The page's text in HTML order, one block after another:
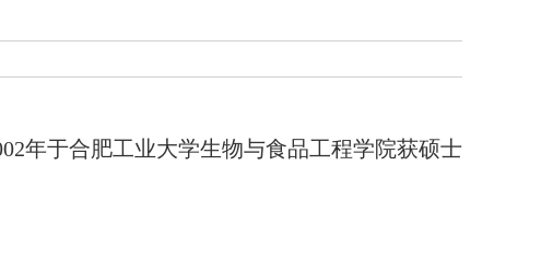
年于合肥工业大学生物与食品工程学院获硕士